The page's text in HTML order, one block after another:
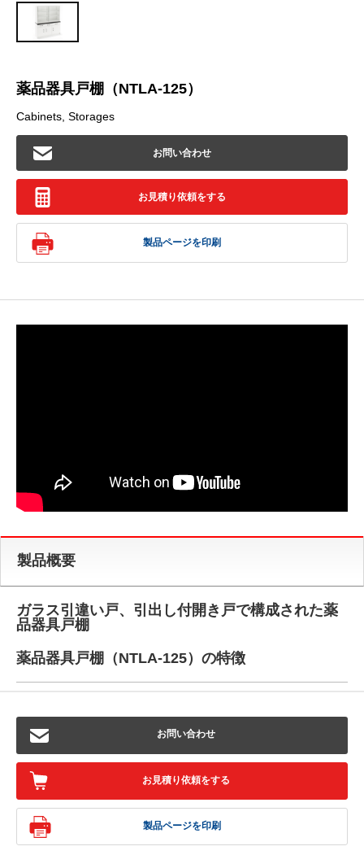
薬品器具戸棚（NTLA-125）
Cabinets, Storages
お問い合わせ
お見積り依頼をする
製品ページを印刷
製品概要
ガラス引違い戸、引出し付開き戸で構成された薬
品器具戸棚
薬品器具戸棚（NTLA-125）の特徴
お問い合わせ
お見積り依頼をする
製品ページを印刷